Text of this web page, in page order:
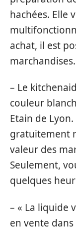
hachées. Elle
achat, il est
marchandises.
– Le
couleur
Etain de
gratuitement
valeur des
Seulement,
quelques
– « La liquide
en vente